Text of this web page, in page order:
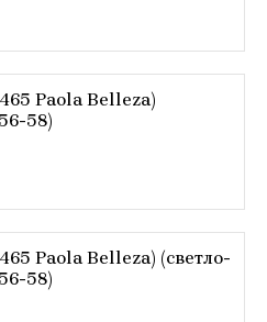
Paola Belleza)
58)
Paola Belleza) (светло-
58)